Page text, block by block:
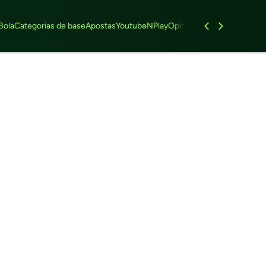
Categorias de baseApostasYoutubeNPlayOpinião Feminino